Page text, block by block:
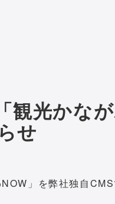
観光かな
せ
」を弊社独自